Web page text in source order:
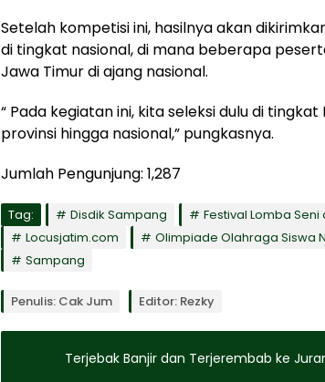
Setelah kompetisi ini, hasilnya akan
di tingkat nasional, di mana beberapa
Jawa Timur di ajang nasional.
“ Pada kegiatan ini, kita seleksi dulu di
provinsi hingga nasional,” pungkasnya.
Jumlah Pengunjung: 1,287
Tag: Disdik Sampang
Festival Lomba
Locusjatim.com
Olimpiade Olahraga Siswa
Sampang
Penulis: Cak Jum Editor: Rezky
Terjebak Banjir dan Terjerembab ke